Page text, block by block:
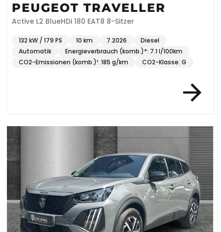
PEUGEOT TRAVELLER
Active L2 BlueHDi 180 EAT8 8-Sitzer
132 kW / 179 PS 10 km 7.2026
Diesel
Automatik
Energieverbrauch (komb.)*: 7.1 l/100km
CO2-Emissionen (komb.)¹: 185 g/km
CO2-Klasse: G